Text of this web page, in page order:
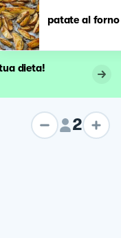
patate al forno
dieta!
2